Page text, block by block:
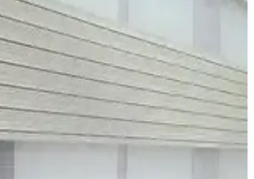
modeli detaylı karşılaştırmasıyla malzeme,
estetik özellikleriyle ilgili bilgiler sunuluyor.
Siyah ve Beyaz Blackout
ve Kullanıcı Yorumları
stor perdelerin özellikleri, kullanıcı
detaylı şekilde karşılaştırıldı. Her iki